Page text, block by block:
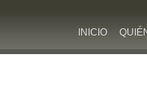
INICIO